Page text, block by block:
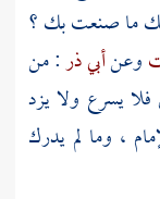
ما صنعت بك ؟
وعنأبي ذر: من
يسرع ولا يزد
، وما لم يدرك